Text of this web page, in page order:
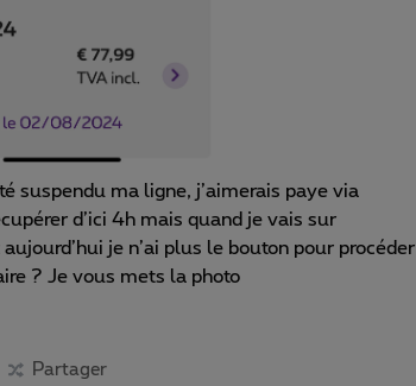
suspendu ma ligne, j’aimerais paye via
d’ici 4h mais quand je vais sur
je n’ai plus le bouton pour procéder
? Je vous mets la photo
Partager